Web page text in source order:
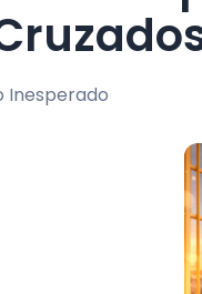
Inesperado